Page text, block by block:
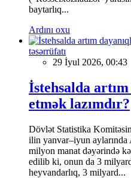
baytarlıq...
Ardını oxu
təsərrüfatı
29 İyul 2026, 00:43
İstehsalda
etmək lazımdır?
Dövlət Statistika
ilin yanvar–iyun
milyon manat dəyərində
edilib ki, onun da 3
heyvandarlıq, 3 milyard...